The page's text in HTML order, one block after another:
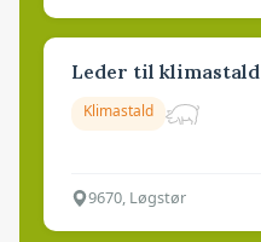
Leder til klimastald
Klimastald
9670, Løgstør